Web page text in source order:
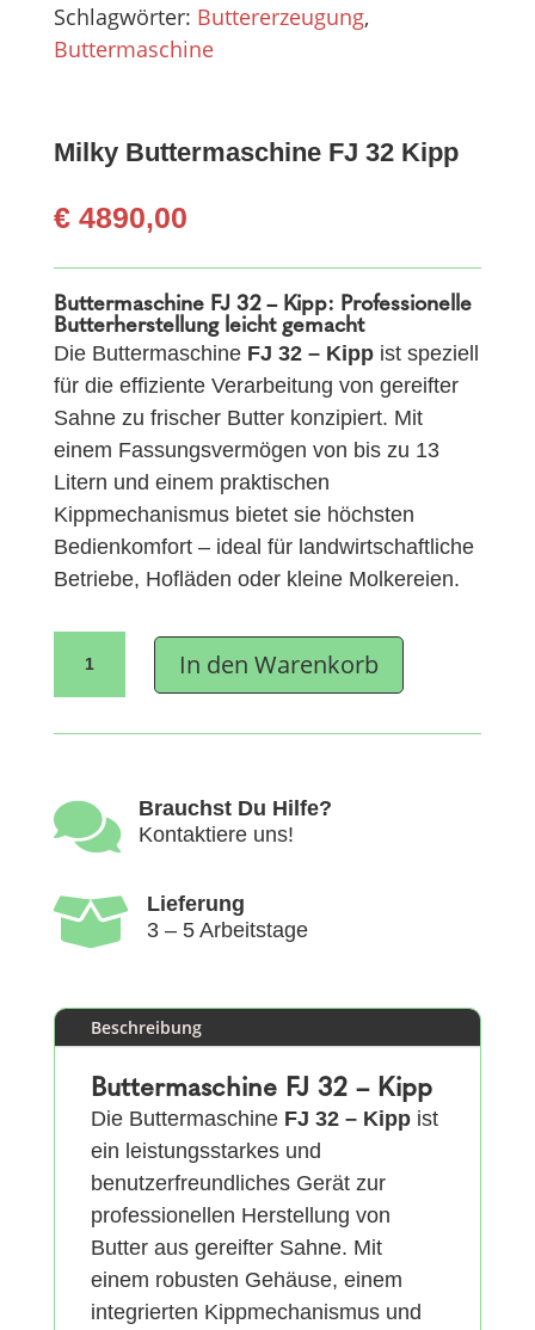
Schlagwörter: Buttererzeugung,
Buttermaschine
Milky Buttermaschine FJ 32 Kipp
€4890,00
Buttermaschine FJ 32 – Kipp: Professionelle
Butterherstellung leicht gemacht
Die Buttermaschine FJ 32 – Kippist speziell
für die effiziente Verarbeitung von gereifter
Sahne zu frischer Butter konzipiert. Mit
einem Fassungsvermögen von bis zu 13
Litern und einem praktischen
Kippmechanismus bietet sie höchsten
Bedienkomfort – ideal für landwirtschaftliche
Betriebe, Hofläden oder kleine Molkereien.
Buttermaschine
FJ
In den Warenkorb

Brauchst Du Hilfe?
Kontaktiere uns!

Lieferung
3 – 5 Arbeitstage
Beschreibung
Buttermaschine FJ 32 – Kipp
Die Buttermaschine FJ 32 – Kippist
ein leistungsstarkes und
benutzerfreundliches Gerät zur
professionellen Herstellung von
Butter aus gereifter Sahne. Mit
einem robusten Gehäuse, einem
integrierten Kippmechanismus und